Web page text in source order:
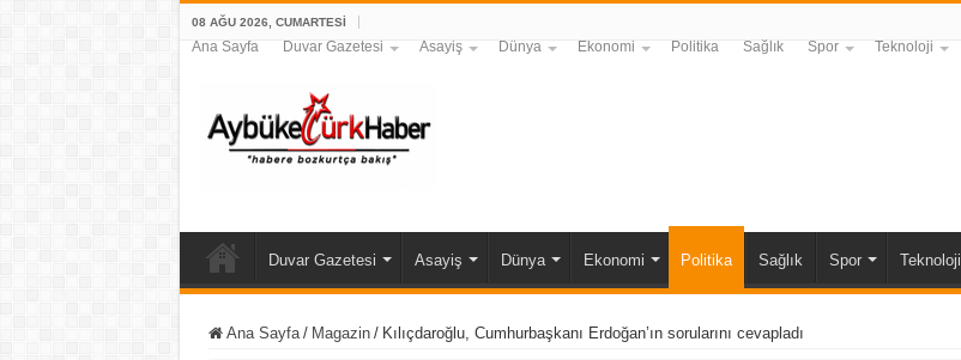
08 AĞU 2026, CUMARTESI
Ana Sayfa Duvar Gazetesi Asayiş Dünya Ekonomi Politika Sağlık Spor Teknoloji
Duvar Gazetesi Asayiş Dünya Ekonomi Politika Sağlık Spor Teknoloji
Ana Sayfa / Magazin / Kılıçdaroğlu, Cumhurbaşkanı Erdoğan’ın sorularını cevapladı